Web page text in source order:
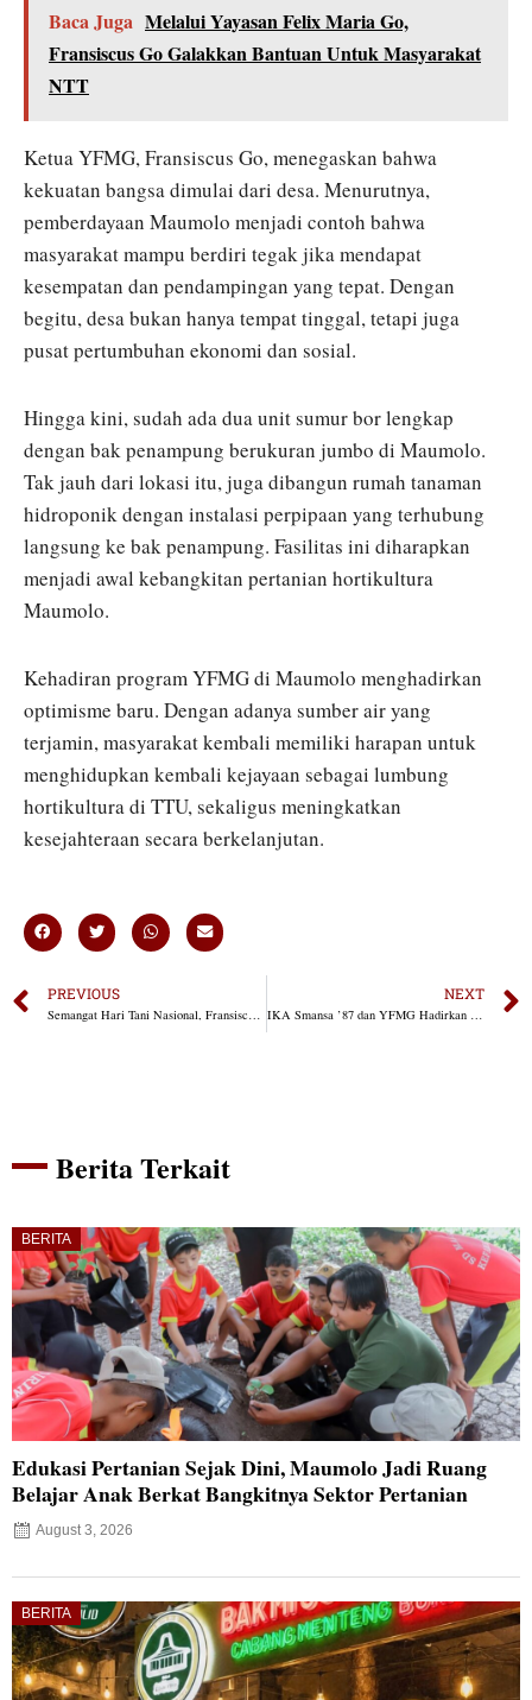
Baca Juga Melalui Yayasan Felix Maria Go,
Fransiscus Go Galakkan Bantuan Untuk Masyarakat
NTT
Ketua YFMG, Fransiscus Go, menegaskan bahwa
kekuatan bangsa dimulai dari desa. Menurutnya,
pemberdayaan Maumolo menjadi contoh bahwa
masyarakat mampu berdiri tegak jika mendapat
kesempatan dan pendampingan yang tepat. Dengan
begitu, desa bukan hanya tempat tinggal, tetapi juga
pusat pertumbuhan ekonomi dan sosial.
Hingga kini, sudah ada dua unit sumur bor lengkap
dengan bak penampung berukuran jumbo di Maumolo.
Tak jauh dari lokasi itu, juga dibangun rumah tanaman
hidroponik dengan instalasi perpipaan yang terhubung
langsung ke bak penampung. Fasilitas ini diharapkan
menjadi awal kebangkitan pertanian hortikultura
Maumolo.
Kehadiran program YFMG di Maumolo menghadirkan
optimisme baru. Dengan adanya sumber air yang
terjamin, masyarakat kembali memiliki harapan untuk
menghidupkan kembali kejayaan sebagai lumbung
hortikultura di TTU, sekaligus meningkatkan
kesejahteraan secara berkelanjutan.
PREVIOUS
Semangat Hari Tani Nasional, Fransiscus Go Dorong Anak Muda Jadi Petani Milenial
NEXT
IKA Smansa ’87 dan YFMG Hadirkan Karya Bakti untuk Warga Maumolo
Berita Terkait
BERITA
Edukasi Pertanian Sejak Dini, Maumolo Jadi Ruang
Belajar Anak Berkat Bangkitnya Sektor Pertanian
August 3, 2026
BERITA